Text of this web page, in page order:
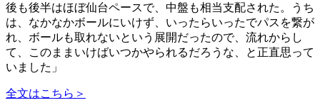
後も後半はほぼ仙台ペースで、中盤も相当支配された。うち
は、なかなかボールにいけず、いったらいったでパスを繋が
れ、ボールも取れないという展開だったので、流れからし
て、このままいけばいつかやられるだろうな、と正直思って
いました」
全文はこちら＞